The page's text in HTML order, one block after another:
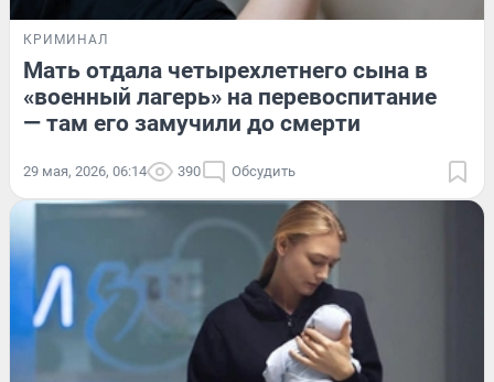
КРИМИНАЛ
Мать отдала четырехлетнего сына в
«военный лагерь» на перевоспитание
— там его замучили до смерти
29 мая, 2026, 06:14 390 Обсудить